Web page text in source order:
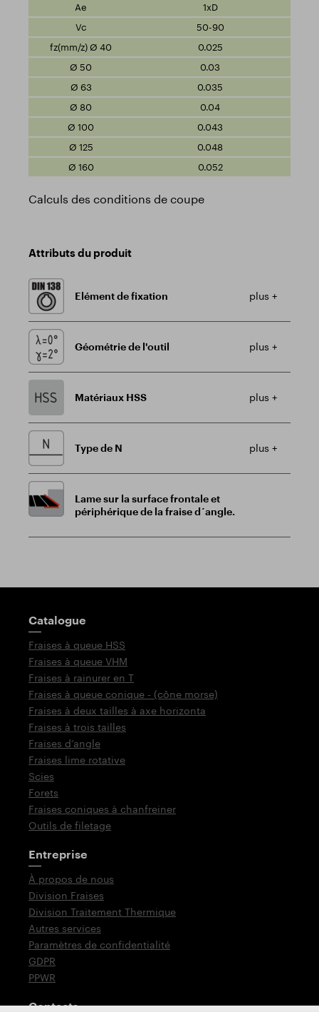
1xD
50-90
0.025
0.03
0.035
0.04
0.043
0.048
0.052
Calculs des conditions de coupe
Attributs du produit
Elément de fixation plus +
Géométrie de l'outil plus +
Matériaux HSS plus +
Type de N plus +
Lame sur la surface frontale et
périphérique de la fraise d´angle.
Poteau indicateur
Catalogue
Fraises à queue HSS
Fraises à queue VHM
Fraises à rainurer en T
Fraises à queue conique - (cône morse)
Fraises à deux tailles à axe horizonta
Fraises à trois tailles
Fraises d‘angle
Fraises lime rotative
Scies
Forets
Fraises coniques à chanfreiner
Outils de filetage
Entreprise
À propos de nous
Division Fraises
Division Traitement Thermique
Autres services
Paramètres de confidentialité
GDPR
PPWR
Contacts